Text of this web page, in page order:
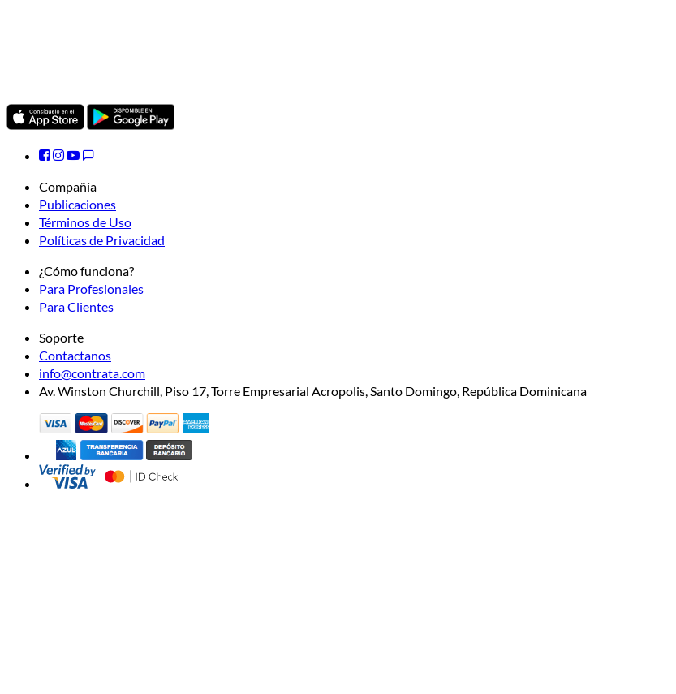
Compañía
Publicaciones
Términos de Uso
Políticas de Privacidad
¿Cómo funciona?
Para Profesionales
Para Clientes
Soporte
Contactanos
info@contrata.com
Av. Winston Churchill, Piso 17, Torre Empresarial Acropolis, Santo Domingo, República Dominicana